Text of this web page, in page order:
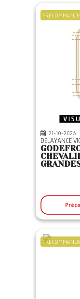
PRECOMMANDE
21-10-2026
DELAYANCE
PRECOMMANDE